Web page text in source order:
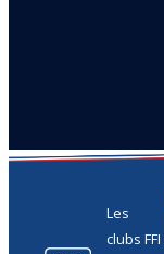
Les
clubs FFI